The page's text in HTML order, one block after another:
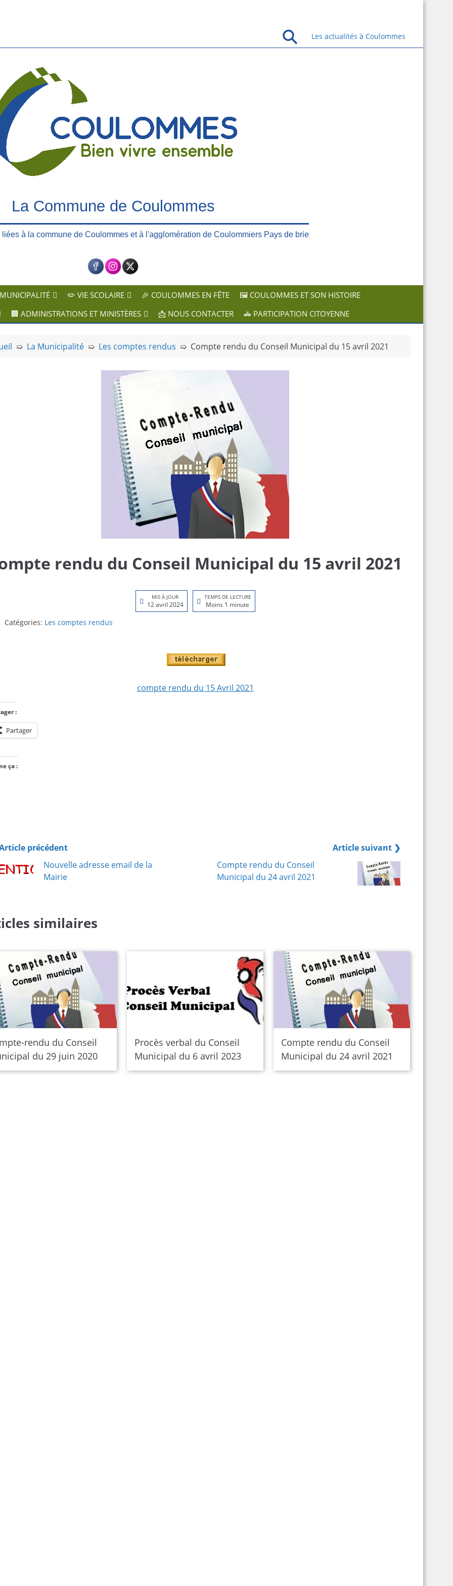
Les actualités à Coulommes
La Commune de Coulommes
à la commune de Coulommes et à l'agglomération de Coulommiers Pays de brie
✏️ VIE SCOLAIRE 🎉 COULOMMES EN FÊTE
🖼️ COULOMMES ET SON HISTOIRE
🏢 ADMINISTRATIONS ET MINISTÈRES 📩 NOUS CONTACTER 🚓 PARTICIPATION CITOYENNE
➯ La Municipalité ➯ Les comptes rendus ➯ Compte rendu du Conseil Municipal du 15 avril 2021
rendu du Conseil Municipal du 15 avril 2021
MIS À JOUR
12 avril 2024
TEMPS DE LECTURE
Moins 1 minute
Catégories: Les comptes rendus
compte rendu du 15 Avril 2021
:
Partager
ça :
précédent
Nouvelle adresse email de la
Mairie
Article suivant ❯
Compte rendu du Conseil
Municipal du 24 avril 2021
similaires
rendu du Conseil
du 29 juin 2020
Procès verbal du Conseil
Municipal du 6 avril 2023
Compte rendu du Conseil
Municipal du 24 avril 2021